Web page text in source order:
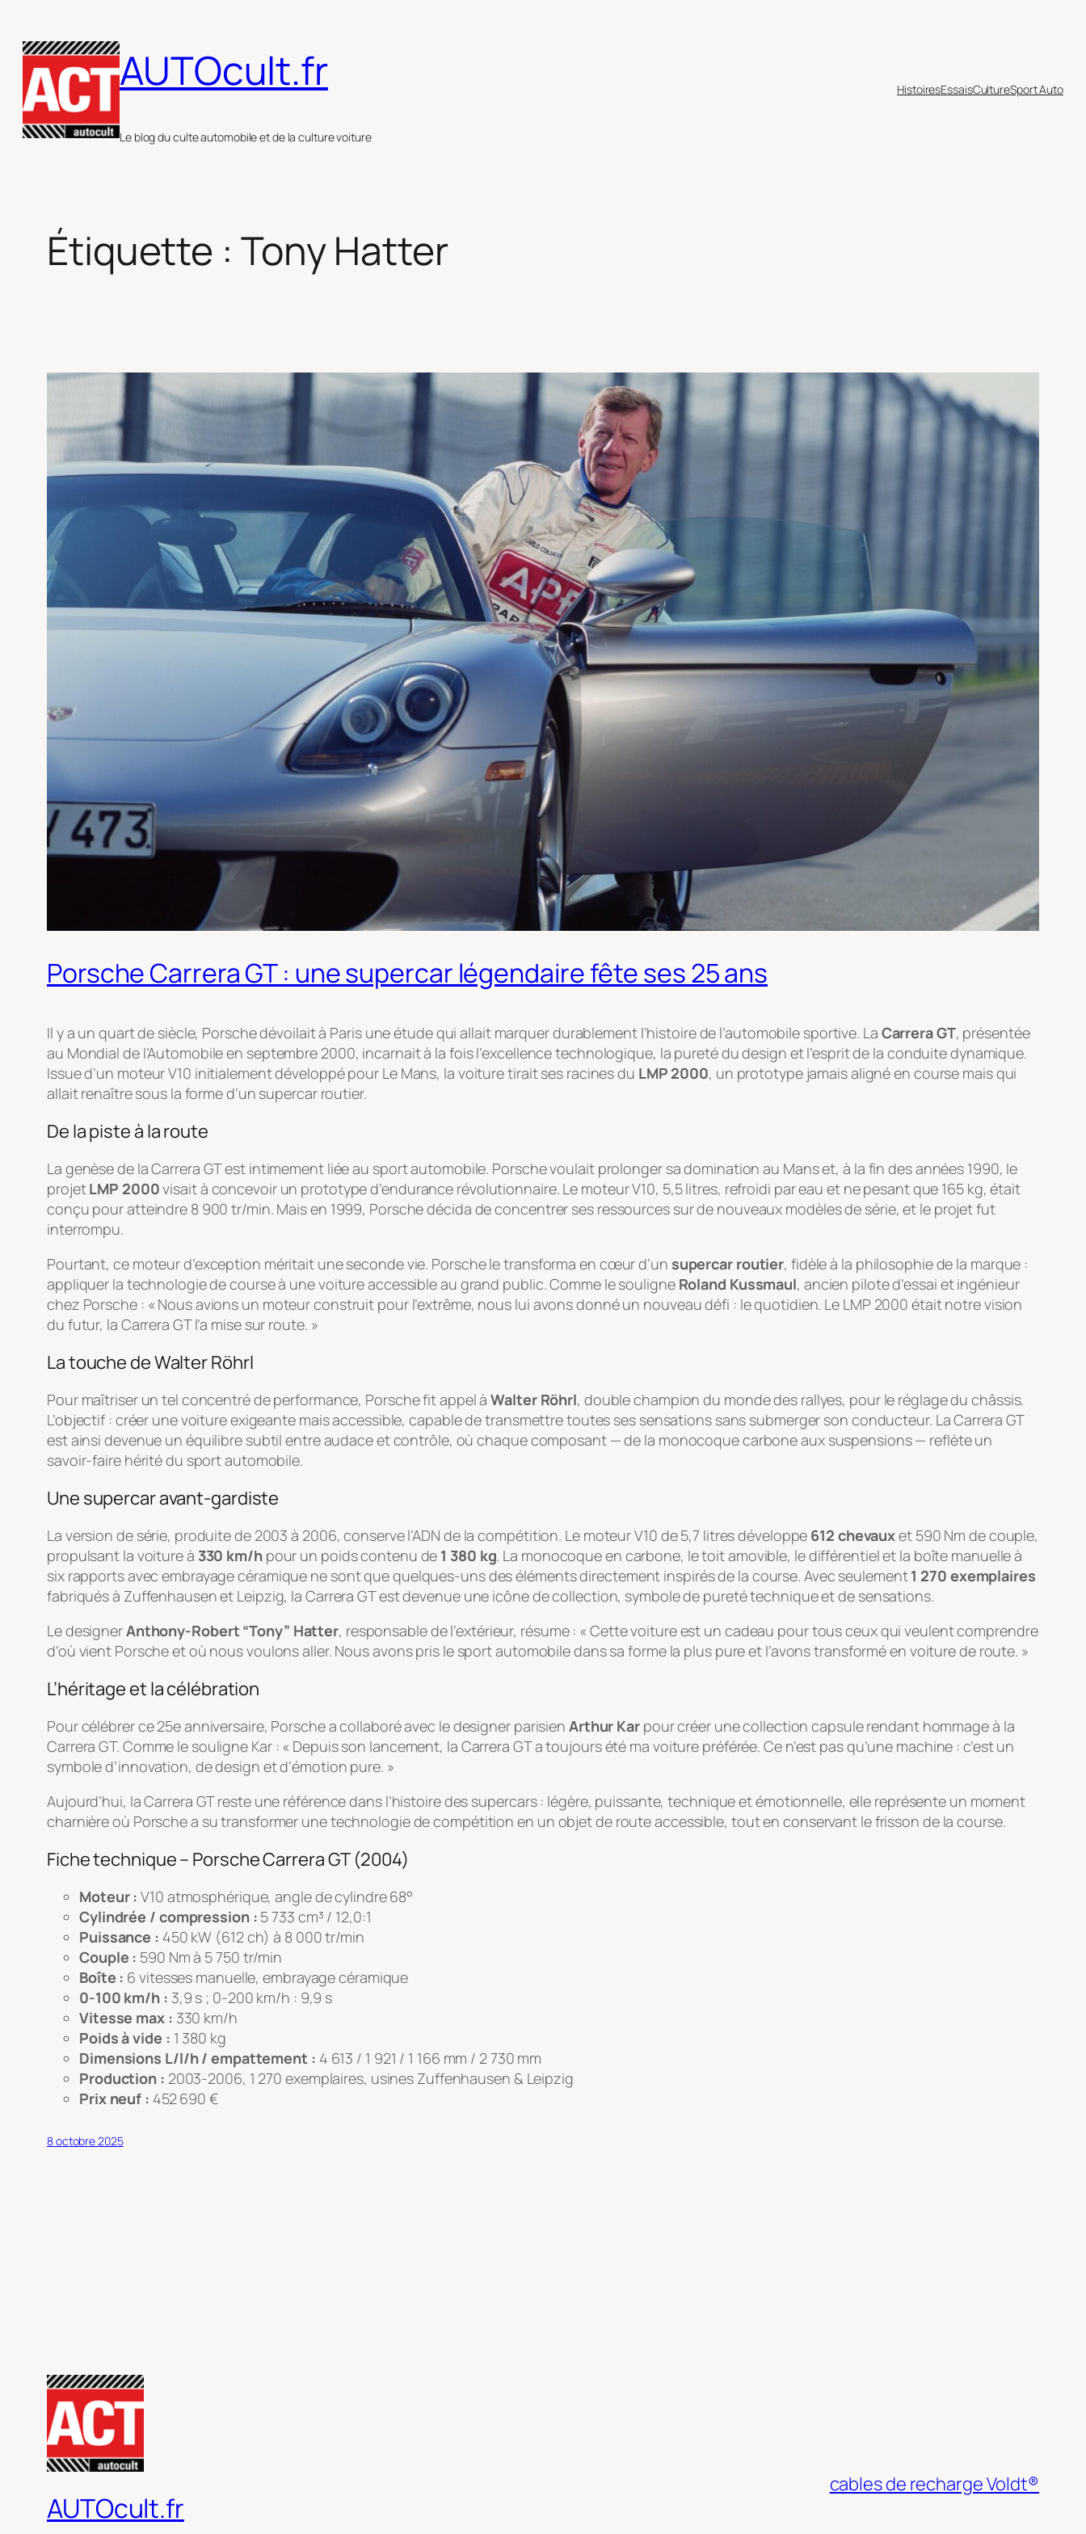
au
contenu
AUTOcult.fr
Le blog du culte automobile et de la culture voiture
HistoiresEssaisCultureSport Auto
Étiquette : Tony Hatter
Porsche Carrera GT : une supercar légendaire fête ses 25 ans
Il y a un quart de siècle, Porsche dévoilait à Paris une étude qui allait marquer durablement l’histoire de l’automobile sportive. La Carrera GT, présentée
au Mondial de l’Automobile en septembre 2000, incarnait à la fois l’excellence technologique, la pureté du design et l’esprit de la conduite dynamique.
Issue d’un moteur V10 initialement développé pour Le Mans, la voiture tirait ses racines du LMP 2000, un prototype jamais aligné en course mais qui
allait renaître sous la forme d’un supercar routier.
De la piste à la route
La genèse de la Carrera GT est intimement liée au sport automobile. Porsche voulait prolonger sa domination au Mans et, à la fin des années 1990, le
projetLMP 2000visait à concevoir un prototype d’endurance révolutionnaire. Le moteur V10, 5,5 litres, refroidi par eau et ne pesant que 165 kg, était
conçu pour atteindre 8 900 tr/min. Mais en 1999, Porsche décida de concentrer ses ressources sur de nouveaux modèles de série, et le projet fut
interrompu.
Pourtant, ce moteur d’exception méritait une seconde vie. Porsche le transforma en cœur d’un supercar routier, fidèle à la philosophie de la marque :
appliquer la technologie de course à une voiture accessible au grand public. Comme le souligne Roland Kussmaul, ancien pilote d’essai et ingénieur
chez Porsche : « Nous avions un moteur construit pour l’extrême, nous lui avons donné un nouveau défi : le quotidien. Le LMP 2000 était notre vision
du futur, la Carrera GT l’a mise sur route. »
La touche de Walter Röhrl
Pour maîtriser un tel concentré de performance, Porsche fit appel àWalter Röhrl, double champion du monde des rallyes, pour le réglage du châssis.
L’objectif : créer une voiture exigeante mais accessible, capable de transmettre toutes ses sensations sans submerger son conducteur. La Carrera GT
est ainsi devenue un équilibre subtil entre audace et contrôle, où chaque composant — de la monocoque carbone aux suspensions — reflète un
savoir-faire hérité du sport automobile.
Une supercar avant-gardiste
La version de série, produite de 2003 à 2006, conserve l’ADN de la compétition. Le moteur V10 de 5,7 litres développe 612 chevauxet 590 Nm de couple,
propulsant la voiture à 330 km/hpour un poids contenu de 1 380 kg. La monocoque en carbone, le toit amovible, le différentiel et la boîte manuelle à
six rapports avec embrayage céramique ne sont que quelques-uns des éléments directement inspirés de la course. Avec seulement1 270 exemplaires
fabriqués à Zuffenhausen et Leipzig, la Carrera GT est devenue une icône de collection, symbole de pureté technique et de sensations.
Le designerAnthony-Robert “Tony” Hatter, responsable de l’extérieur, résume : « Cette voiture est un cadeau pour tous ceux qui veulent comprendre
d’où vient Porsche et où nous voulons aller. Nous avons pris le sport automobile dans sa forme la plus pure et l’avons transformé en voiture de route. »
L’héritage et la célébration
Pour célébrer ce 25e anniversaire, Porsche a collaboré avec le designer parisien Arthur Karpour créer une collection capsule rendant hommage à la
Carrera GT. Comme le souligne Kar : « Depuis son lancement, la Carrera GT a toujours été ma voiture préférée. Ce n’est pas qu’une machine : c’est un
symbole d’innovation, de design et d’émotion pure. »
Aujourd’hui, la Carrera GT reste une référence dans l’histoire des supercars : légère, puissante, technique et émotionnelle, elle représente un moment
charnière où Porsche a su transformer une technologie de compétition en un objet de route accessible, tout en conservant le frisson de la course.
Fiche technique – Porsche Carrera GT (2004)
Moteur : V10 atmosphérique, angle de cylindre 68°
Cylindrée / compression : 5 733 cm³ / 12,0:1
Puissance : 450 kW (612 ch) à 8 000 tr/min
Couple : 590 Nm à 5 750 tr/min
Boîte : 6 vitesses manuelle, embrayage céramique
0-100 km/h : 3,9 s ; 0-200 km/h : 9,9 s
Vitesse max : 330 km/h
Poids à vide : 1 380 kg
Dimensions L/l/h / empattement : 4 613 / 1 921 / 1 166 mm / 2 730 mm
Production : 2003-2006, 1 270 exemplaires, usines Zuffenhausen & Leipzig
Prix neuf : 452 690 €
8 octobre 2025
AUTOcult.fr
cables de recharge Voldt®